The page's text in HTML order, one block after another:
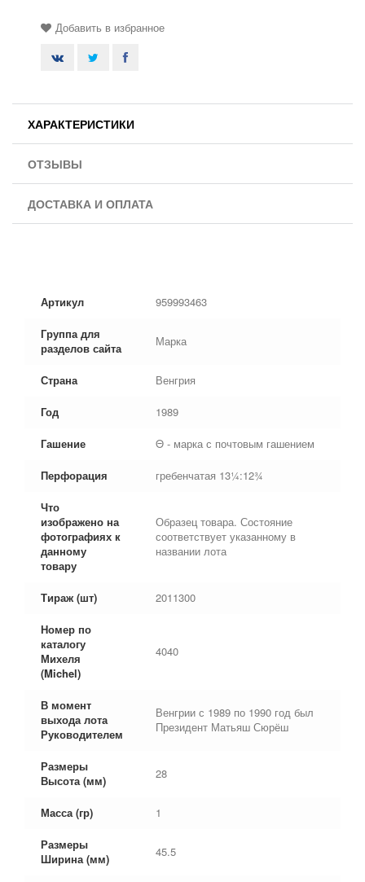
Добавить в избранное
ХАРАКТЕРИСТИКИ
ОТЗЫВЫ
ДОСТАВКА И ОПЛАТА
Артикул 959993463
Группа для
разделов сайта
Марка
Страна Венгрия
Год 1989
Гашение Θ - марка с почтовым гашением
Перфорация гребенчатая 13¼:12¾
Что
изображено на
фотографиях к
данному
товару
Образец товара. Состояние
соответствует указанному в
названии лота
Тираж (шт) 2011300
Номер по
каталогу
Михеля
(Michel)
4040
В момент
выхода лота
Руководителем
Венгрии с 1989 по 1990 год был
Президент Матьяш Сюрёш
Размеры
Высота (мм)
28
Масса (гр) 1
Размеры
Ширина (мм)
45.5